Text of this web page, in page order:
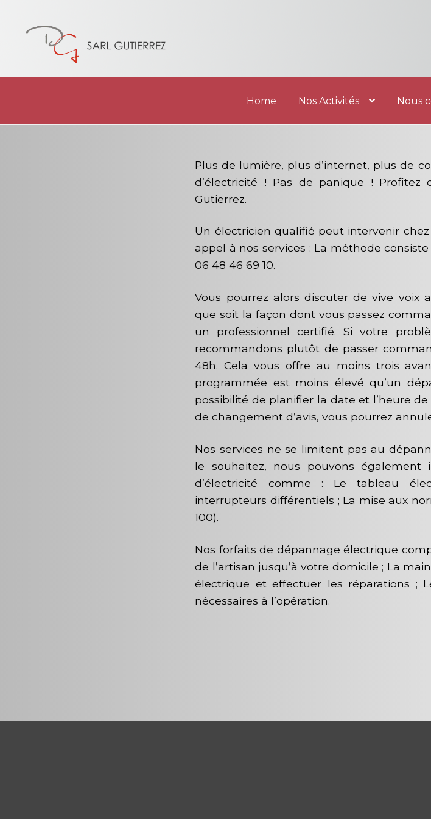
Home Nos Activités Nous
Plus de lumière, plus d’internet, plus de
d’électricité ! Pas de panique !
Gutierrez.
Un électricien qualifié peut intervenir
appel à nos services : La méthode
06 48 46 69 10.
Vous pourrez alors discuter de vive voix
que soit la façon dont vous passez
un professionnel certifié. Si votre
recommandons plutôt de passer
48h. Cela vous offre au moins trois
programmée est moins élevé qu’un
possibilité de planifier la date et l’heure de
de changement d’avis, vous pourrez
Nos services ne se limitent pas au
le souhaitez, nous pouvons également
d’électricité comme : Le tableau
interrupteurs différentiels ; La mise aux
100).
Nos forfaits de dépannage électrique
de l’artisan jusqu’à votre domicile ; La
électrique et effectuer les réparations ;
nécessaires à l’opération.